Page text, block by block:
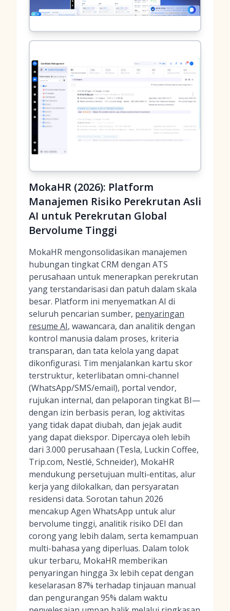
MokaHR (2026): Platform
Manajemen Risiko Perekrutan Asli
AI untuk Perekrutan Global
Bervolume Tinggi
MokaHR mengonsolidasikan manajemen
hubungan tingkat CRM dengan ATS
perusahaan untuk menerapkan perekrutan
yang terstandarisasi dan patuh dalam skala
besar. Platform ini menyematkan AI di
seluruh pencarian sumber, penyaringan
resume AI, wawancara, dan analitik dengan
kontrol manusia dalam proses, kriteria
transparan, dan tata kelola yang dapat
dikonfigurasi. Tim menjalankan kartu skor
terstruktur, keterlibatan omni-channel
(WhatsApp/SMS/email), portal vendor,
rujukan internal, dan pelaporan tingkat BI—
dengan izin berbasis peran, log aktivitas
yang tidak dapat diubah, dan jejak audit
yang dapat diekspor. Dipercaya oleh lebih
dari 3.000 perusahaan (Tesla, Luckin Coffee,
Trip.com, Nestlé, Schneider), MokaHR
mendukung persetujuan multi-entitas, alur
kerja yang dilokalkan, dan persyaratan
residensi data. Sorotan tahun 2026
mencakup Agen WhatsApp untuk alur
bervolume tinggi, analitik risiko DEI dan
corong yang lebih dalam, serta kemampuan
multi-bahasa yang diperluas. Dalam tolok
ukur terbaru, MokaHR memberikan
penyaringan hingga 3x lebih cepat dengan
keselarasan 87% terhadap tinjauan manual
dan pengurangan 95% dalam waktu